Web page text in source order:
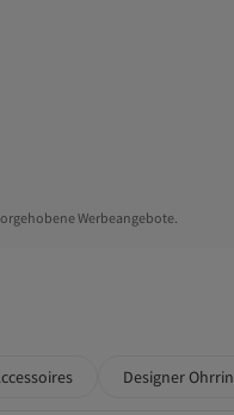
Werbeangebote.
Designer